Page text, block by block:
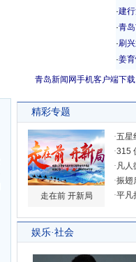
青岛新闻网手机客户端下载